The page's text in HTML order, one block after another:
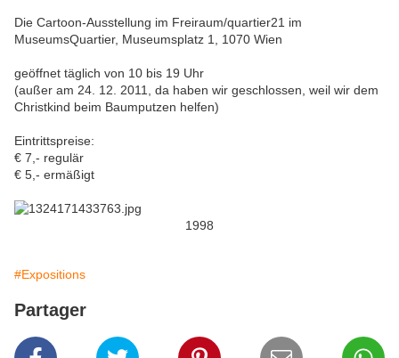
Die Cartoon-Ausstellung im Freiraum/quartier21 im
MuseumsQuartier, Museumsplatz 1, 1070 Wien
geöffnet täglich von 10 bis 19 Uhr
(außer am 24. 12. 2011, da haben wir geschlossen, weil wir dem
Christkind beim Baumputzen helfen)
Eintrittspreise:
€ 7,- regulär
€ 5,- ermäßigt
1998
#Expositions
Partager